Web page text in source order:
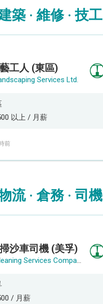
築 · 維修 · 技工
工人 (東區)
Services Ltd.
以上 / 月薪
前
流 · 倉務 · 司機
沙車司機 (美孚)
Baguio Cleaning Services Company Limited
/ 月薪